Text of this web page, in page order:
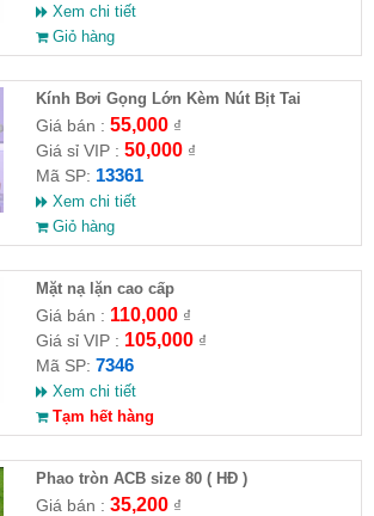
Xem chi tiết
Giỏ hàng
Kính Bơi Gọng Lớn Kèm Nút Bịt Tai
Giá bán : 55,000₫
Giá sỉ VIP : 50,000₫
Mã SP: 13361
Xem chi tiết
Giỏ hàng
Mặt nạ lặn cao cấp
Giá bán : 110,000₫
Giá sỉ VIP : 105,000₫
Mã SP: 7346
Xem chi tiết
Tạm hết hàng
Phao tròn ACB size 80 ( HĐ )
Giá bán : 35,200₫